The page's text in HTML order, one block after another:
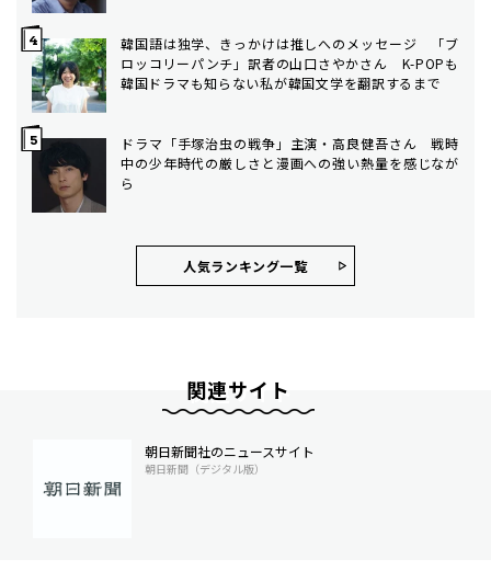
韓国語は独学、きっかけは推しへのメッセージ 「ブ
ロッコリーパンチ」訳者の山口さやかさん K-POPも
韓国ドラマも知らない私が韓国文学を翻訳するまで
ドラマ「手塚治虫の戦争」主演・高良健吾さん 戦時
中の少年時代の厳しさと漫画への強い熱量を感じなが
ら
人気ランキング⼀覧
関連サイト
朝日新聞社のニュースサイト
朝日新聞（デジタル版）